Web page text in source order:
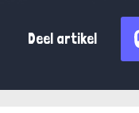
Deel artikel